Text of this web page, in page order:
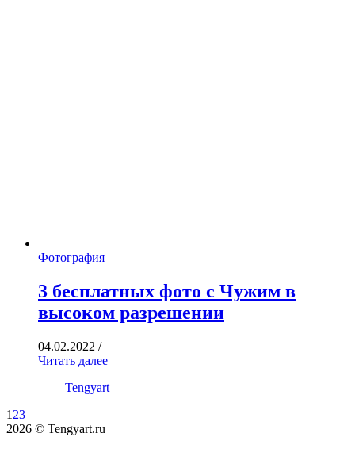
Фотография
3 бесплатных фото с Чужим в
высоком разрешении
04.02.2022 /
Читать далее
Tengyart
1 23
2026 © Tengyart.ru